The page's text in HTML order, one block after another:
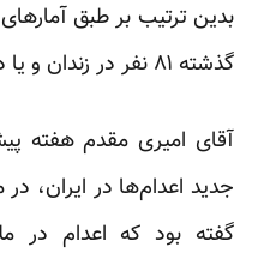
گذشته ۸۱ نفر در زندان و یا در ملاء عام اعدام شده‌اند.
آقای امیری مقدم هفته
جدید اعدام‌ها در ایران، در
گفته بود که اعدام در